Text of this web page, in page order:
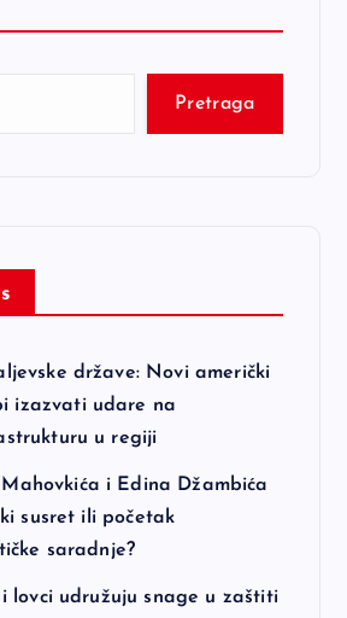
Pretraga
države: Novi američki
izazvati udare na
u regiji
i Edina Džambića
susret ili početak
saradnje?
lovci udružuju snage u zaštiti